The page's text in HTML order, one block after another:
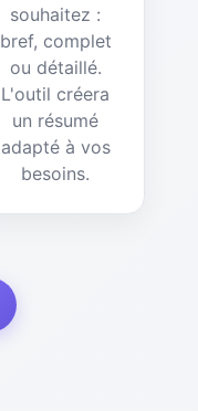
souhaitez :
bref, complet
ou détaillé.
L'outil créera
un résumé
adapté à vos
besoins.